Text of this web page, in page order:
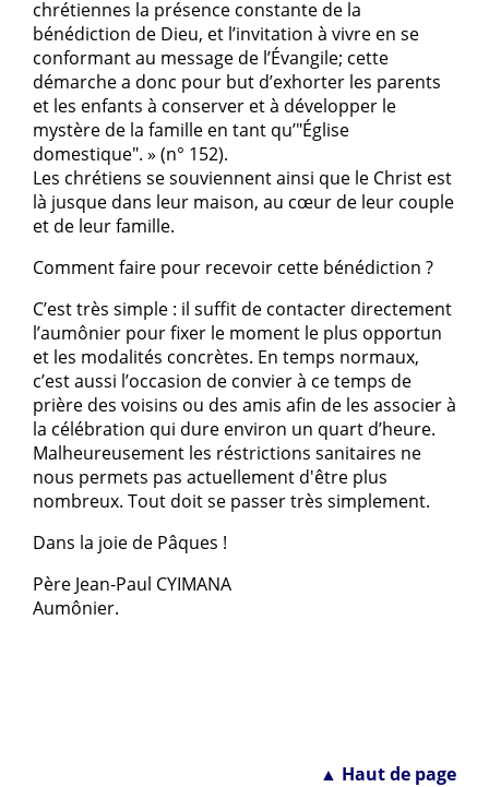
chrétiennes la présence constante de la
bénédiction de Dieu, et l’invitation à vivre en se
conformant au message de l’Évangile; cette
démarche a donc pour but d’exhorter les parents
et les enfants à conserver et à développer le
mystère de la famille en tant qu’"Église
domestique". » (n° 152).
Les chrétiens se souviennent ainsi que le Christ est
là jusque dans leur maison, au cœur de leur couple
et de leur famille.
Comment faire pour recevoir cette bénédiction ?
C’est très simple : il suffit de contacter directement
l’aumônier pour fixer le moment le plus opportun
et les modalités concrètes. En temps normaux,
c’est aussi l’occasion de convier à ce temps de
prière des voisins ou des amis afin de les associer à
la célébration qui dure environ un quart d’heure.
Malheureusement les réstrictions sanitaires ne
nous permets pas actuellement d'être plus
nombreux. Tout doit se passer très simplement.
Dans la joie de Pâques !
Père Jean-Paul CYIMANA
Aumônier.
▲ Haut de page